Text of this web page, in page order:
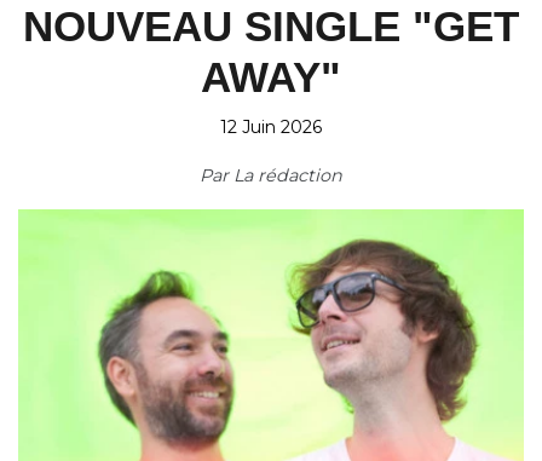
NOUVEAU SINGLE "GET
AWAY"
12 Juin 2026
Par La rédaction